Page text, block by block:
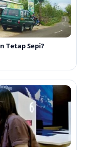
Tetap Sepi?